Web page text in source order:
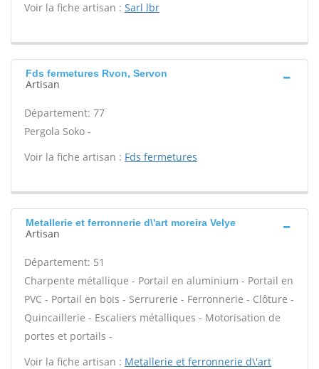
Voir la fiche artisan : Sarl lbr
Fds fermetures Rvon, Servon
Artisan
Département: 77
Pergola Soko -
Voir la fiche artisan : Fds fermetures
Metallerie et ferronnerie d\'art moreira Velye
Artisan
Département: 51
Charpente métallique - Portail en aluminium - Portail en
PVC - Portail en bois - Serrurerie - Ferronnerie - Clôture -
Quincaillerie - Escaliers métalliques - Motorisation de
portes et portails -
Voir la fiche artisan : Metallerie et ferronnerie d\'art